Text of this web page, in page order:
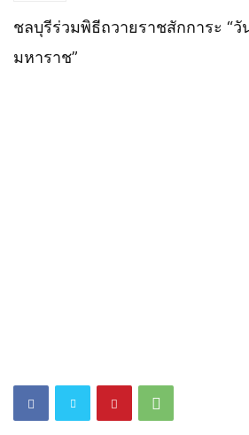
ชลบุรีร่วมพิธีถวายราชสักการะ “
มหาราช”